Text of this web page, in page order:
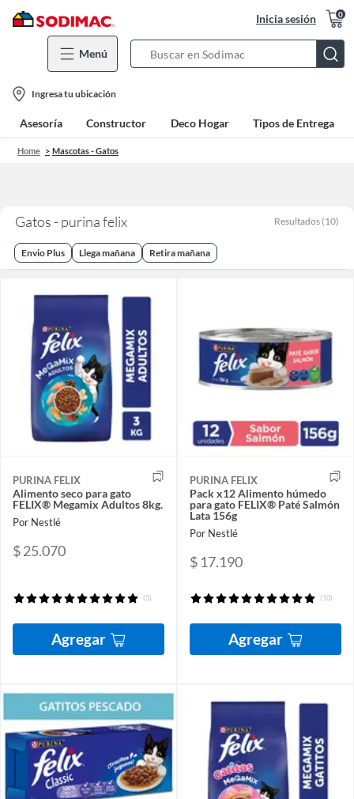
Inicia sesión 0
Menú
Bar
location-
icon
Ingresa tu ubicación
Asesoría Constructor Deco Hogar Tipos de Entrega
Home Mascotas - Gatos
Gatos - purina felix Resultados (10)
Envio Plus Llega mañana Retira mañana
PURINA FELIX
Alimento seco para gato
FELIX® Megamix Adultos 8kg.
Por Nestlé
$ 25.070
(5)
Agregar
PURINA FELIX
Pack x12 Alimento húmedo
para gato FELIX® Paté Salmón
Lata 156g
Por Nestlé
$ 17.190
(10)
Agregar